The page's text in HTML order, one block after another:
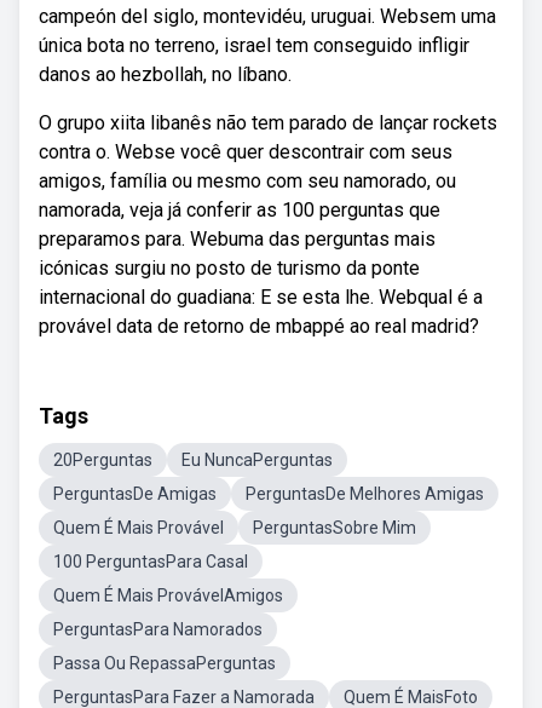
campeón del siglo, montevidéu, uruguai. Websem uma
única bota no terreno, israel tem conseguido infligir
danos ao hezbollah, no líbano.
O grupo xiita libanês não tem parado de lançar rockets
contra o. Webse você quer descontrair com seus
amigos, família ou mesmo com seu namorado, ou
namorada, veja já conferir as 100 perguntas que
preparamos para. Webuma das perguntas mais
icónicas surgiu no posto de turismo da ponte
internacional do guadiana: E se esta lhe. Webqual é a
provável data de retorno de mbappé ao real madrid?
Tags
20Perguntas
Eu NuncaPerguntas
PerguntasDe Amigas
PerguntasDe Melhores Amigas
Quem É Mais Provável
PerguntasSobre Mim
100 PerguntasPara Casal
Quem É Mais ProvávelAmigos
PerguntasPara Namorados
Passa Ou RepassaPerguntas
PerguntasPara Fazer a Namorada
Quem É MaisFoto